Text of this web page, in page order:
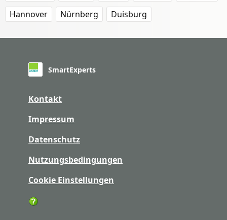
Hannover
Nürnberg Duisburg
SmartExperts
Kontakt
Impressum
Datenschutz
Nutzungsbedingungen
Cookie Einstellungen